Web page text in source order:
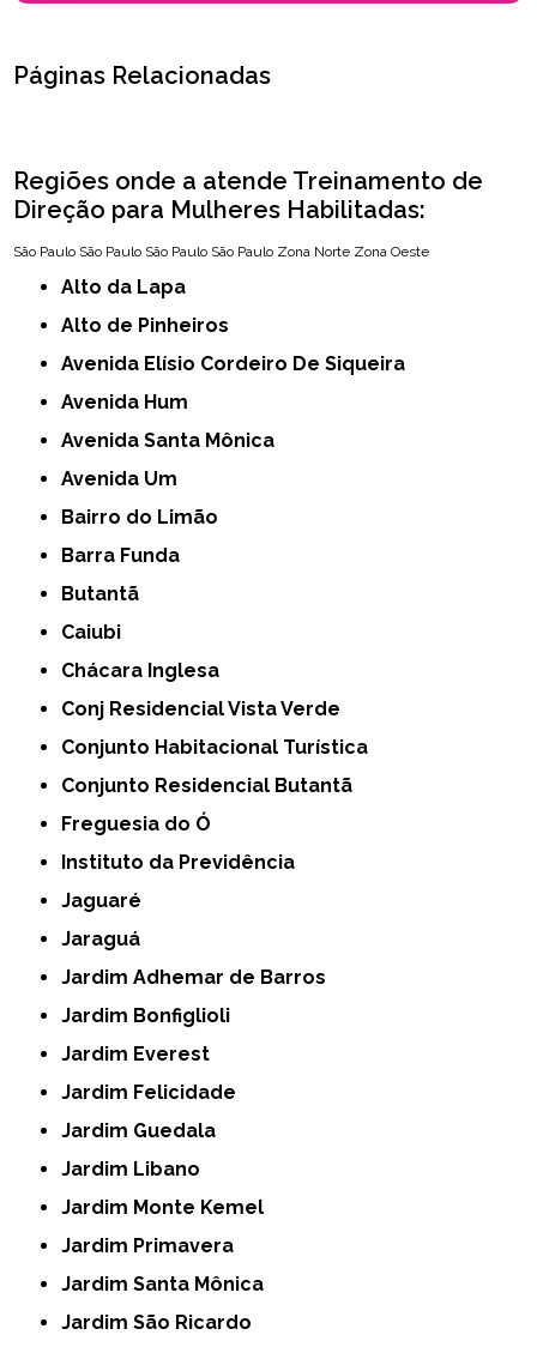
Páginas Relacionadas
Regiões onde a atende Treinamento de
Direção para Mulheres Habilitadas:
São Paulo São Paulo São Paulo São Paulo Zona Norte Zona Oeste
Alto da Lapa
Alto de Pinheiros
Avenida Elísio Cordeiro De Siqueira
Avenida Hum
Avenida Santa Mônica
Avenida Um
Bairro do Limão
Barra Funda
Butantã
Caiubi
Chácara Inglesa
Conj Residencial Vista Verde
Conjunto Habitacional Turística
Conjunto Residencial Butantã
Freguesia do Ó
Instituto da Previdência
Jaguaré
Jaraguá
Jardim Adhemar de Barros
Jardim Bonfiglioli
Jardim Everest
Jardim Felicidade
Jardim Guedala
Jardim Libano
Jardim Monte Kemel
Jardim Primavera
Jardim Santa Mônica
Jardim São Ricardo